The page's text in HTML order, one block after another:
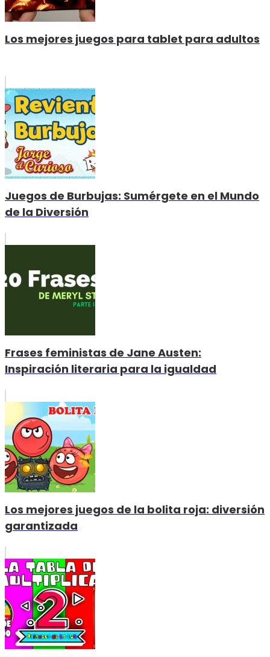
Los mejores juegos para tablet para adultos
Juegos de Burbujas: Sumérgete en el Mundo
de la Diversión
Frases feministas de Jane Austen:
Inspiración literaria para la igualdad
Los mejores juegos de la bolita roja: diversión
garantizada